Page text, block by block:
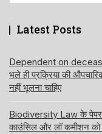
Latest Posts
Dependent on
भले ही प्रक्रिया की
नहीं भूलना चाहिए
Biodiversity Law के पेपर
काउंसिल और लॉ कमीशन को